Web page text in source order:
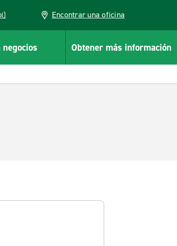
Encontrar una oficina
negocios Obtener más información